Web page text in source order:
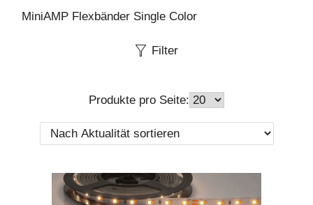
MiniAMP Flexbänder Single Color
Filter
Produkte pro Seite: